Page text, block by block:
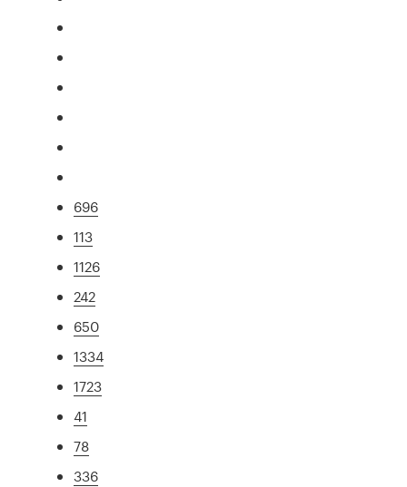
696
113
1126
242
650
1334
1723
41
78
336